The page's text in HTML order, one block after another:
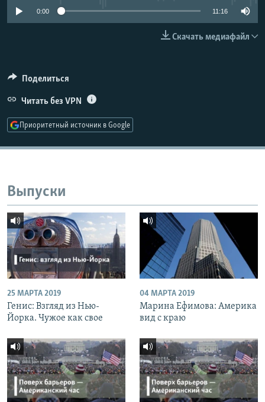
РАСПИСАНИЕ ВЕЩАНИЯ
Все сайты РСЕ/РС
0:00 11:16
Скачать медиафайл
Поделиться
Читать без VPN
Приоритетный источник в Google
Выпуски
25 МАРТА 2019
Генис: Взгляд из Нью-
Йорка. Чужое как свое
04 МАРТА 2019
Марина Ефимова: Америка
вид с краю